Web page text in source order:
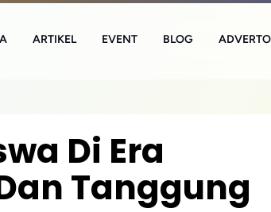
ARTIKEL EVENT BLOG
Di Era
Tanggung